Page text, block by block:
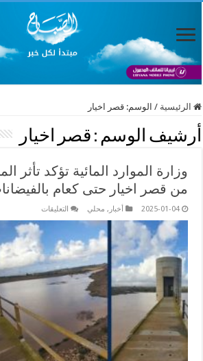
الرئيسية / الوسم:قصر اخيار
أرشيف الوسم : قصر اخيار
وزارة الموارد المائية تؤكد تأثر
من قصر اخيار حتى كعام
2025-01-04 أخبار , محلي التعليقات
الموارد
المائية
تؤكد
تأثر
المنطقة
الممتدة
من
كعام
بالفيضانات
مغلقة